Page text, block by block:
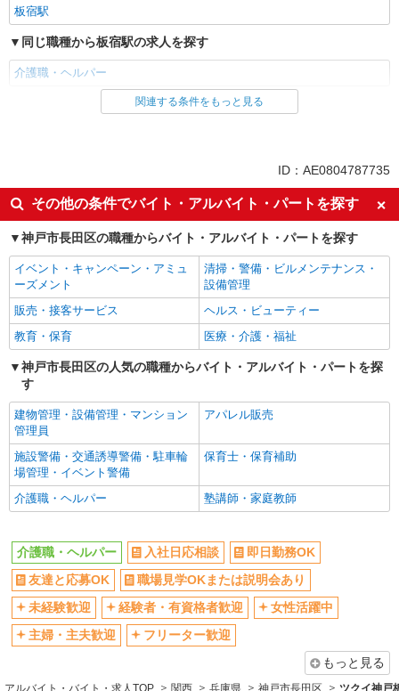
板宿駅
同じ職種から板宿駅の求人を探す
介護職・ヘルパー
同じ雇用形態から板宿駅の求人を探す
入社日応相談
即日勤務OK
友達と応募OK
職場見学OKまたは説明会あり
未経験歓迎
経験者・有資格者歓迎
女性活躍中
主婦・主夫歓迎
フリーター歓迎
学歴不問
ブランクOK
ミドル（40代～）活躍中
エルダー（50代～）活躍中
昇給あり
禁煙・分煙
バイク通勤OK
自転車通勤OK
残業ほぼなし
副業・WワークOK
交通費支給
社会保険あり
産休・育休取得実績あり
ティブなど）あり
資格取得支援制度あり
髪型・髪色自由
髭（ひげ）OK
ネイルOK
同じ職種から求人を探す
医療・介護・福祉
関連する条件をもっと見る
ID：AE0804787735
その他の条件でバイト・アルバイト・パートを探す
神戸市長田区の職種からバイト・アルバイト・パートを探す
イベント・キャンペーン・アミュ
ーズメント
清掃・警備・ビルメンテナンス・
設備管理
販売・接客サービス
ヘルス・ビューティー
教育・保育
医療・介護・福祉
神戸市長田区の人気の職種からバイト・アルバイト・パートを探
す
建物管理・設備管理・マンション
管理員
アパレル販売
施設警備・交通誘導警備・駐車輪
場管理・イベント警備
保育士・保育補助
介護職・ヘルパー 塾講師・家庭教師
介護職・ヘルパー 入社日応相談
即日勤務OK
友達と応募OK
職場見学OKまたは説明会あり
未経験歓迎
経験者・有資格者歓迎
女性活躍中
主婦・主夫歓迎
フリーター歓迎
もっと見る
アルバイト・バイト・求人TOP 関西 兵庫県 神戸市長田区 ツクイ神戸